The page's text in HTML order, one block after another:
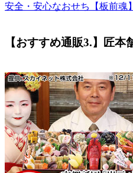
安全・安心なおせち【板前魂】
【おすすめ通販3.】匠本